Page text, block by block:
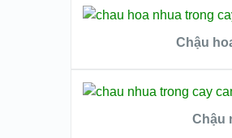
Chậu
Chậu